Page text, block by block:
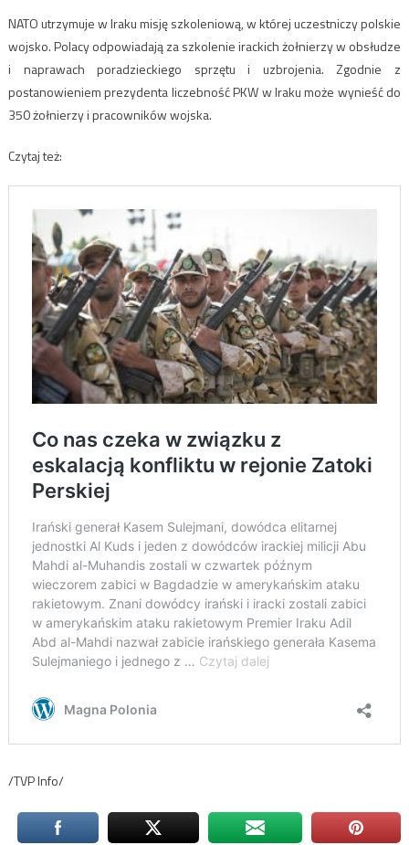
NATO utrzymuje w Iraku misję szkoleniową, w której uczestniczy polskie
wojsko. Polacy odpowiadają za szkolenie irackich żołnierzy w obsłudze
i naprawach poradzieckiego sprzętu i uzbrojenia. Zgodnie z
postanowieniem prezydenta liczebność PKW w Iraku może wynieść do
350 żołnierzy i pracowników wojska.
Czytaj też:
/TVP Info/